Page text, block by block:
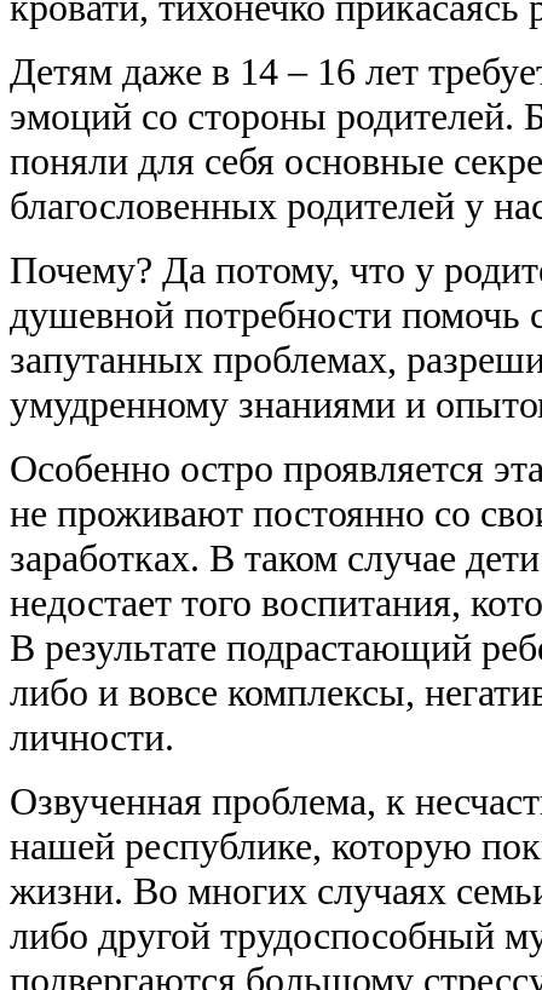
Детям даже в 14 – 16 лет
эмоций со стороны родителей.
поняли для себя основные
благословенных родителей у
Почему? Да потому, что у
душевной потребности помочь
запутанных проблемах,
умудренному знаниями и
Особенно остро проявляется
не проживают постоянно со
заработках. В таком случае
недостает того воспитания,
В результате подрастающий
либо и вовсе комплексы,
личности.
Озвученная проблема, к
нашей республике, которую
жизни. Во многих случаях
либо другой трудоспособный
подвергаются большому